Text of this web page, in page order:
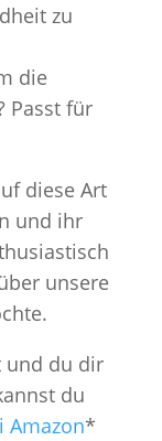
zu
die
Passt für
diese Art
und ihr
unsere
und du dir
du
Amazon*